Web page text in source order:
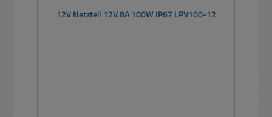
12V Netzteil 12V 8A 100W IP67 LPV100-12